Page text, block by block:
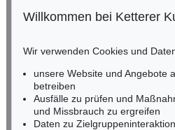
Auktion 489 - Lot 112
Ergebnis:€ 100.000
RHEINLAND-PFALZ
Miriam Heß
Tel.: +49 (0)62 21 58 80-038
Fax: +49 (0)62 21 58 80-595
infoheidelberg@kettererkunst.de
Willkommen bei Ketterer
Wir verwenden Cookies und
unsere Website und Angebote
betreiben
Ausfälle zu prüfen und
und Missbrauch zu ergreifen
Daten zu